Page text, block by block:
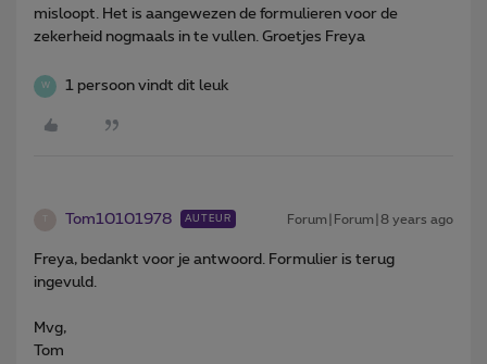
misloopt. Het is aangewezen de formulieren voor de
zekerheid nogmaals in te vullen. Groetjes Freya
W 1 persoon vindt dit leuk
Tom10101978 AUTEUR Forum|Forum|8 years ago
Freya, bedankt voor je antwoord. Formulier is terug
ingevuld.
Mvg,
Tom